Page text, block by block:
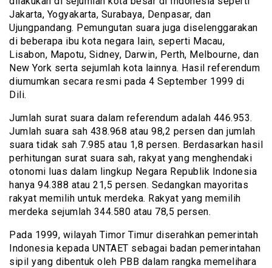
Jakarta, Yogyakarta, Surabaya, Denpasar, dan
Ujungpandang. Pemungutan suara juga diselenggarakan
di beberapa ibu kota negara lain, seperti Macau,
Lisabon, Mapotu, Sidney, Darwin, Perth, Melbourne, dan
New York serta sejumlah kota lainnya. Hasil referendum
diumumkan secara resmi pada 4 September 1999 di
Dili.
Jumlah surat suara dalam referendum adalah 446.953.
Jumlah suara sah 438.968 atau 98,2 persen dan jumlah
suara tidak sah 7.985 atau 1,8 persen. Berdasarkan hasil
perhitungan surat suara sah, rakyat yang menghendaki
otonomi luas dalam lingkup Negara Republik Indonesia
hanya 94.388 atau 21,5 persen. Sedangkan mayoritas
rakyat memilih untuk merdeka. Rakyat yang memilih
merdeka sejumlah 344.580 atau 78,5 persen.
Pada 1999, wilayah Timor Timur diserahkan pemerintah
Indonesia kepada UNTAET sebagai badan pemerintahan
sipil yang dibentuk oleh PBB dalam rangka memelihara